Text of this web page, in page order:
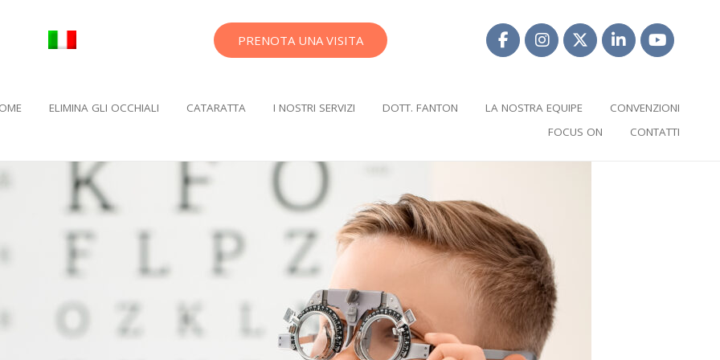
PRENOTA UNA VISITA
ELIMINA GLI OCCHIALI CATARATTA I NOSTRI SERVIZI DOTT. FANTON LA NOSTRA EQUIPE
CONVENZIONI
FOCUS ON
CONTATTI